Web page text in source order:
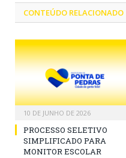
CONTEÚDO RELACIONADO
10 DE JUNHO DE 2026
PROCESSO SELETIVO
SIMPLIFICADO PARA
MONITOR ESCOLAR